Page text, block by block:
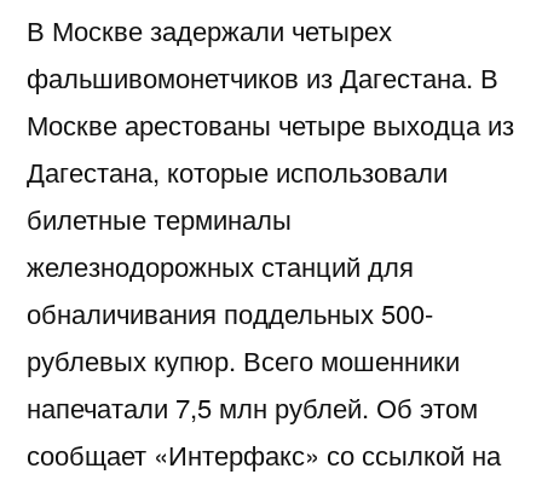
В Москве задержали четырех
фальшивомонетчиков из Дагестана. В
Москве арестованы четыре выходца из
Дагестана, которые использовали
билетные терминалы
железнодорожных станций для
обналичивания поддельных 500-
рублевых купюр. Всего мошенники
напечатали 7,5 млн рублей. Об этом
сообщает «Интерфакс» со ссылкой на